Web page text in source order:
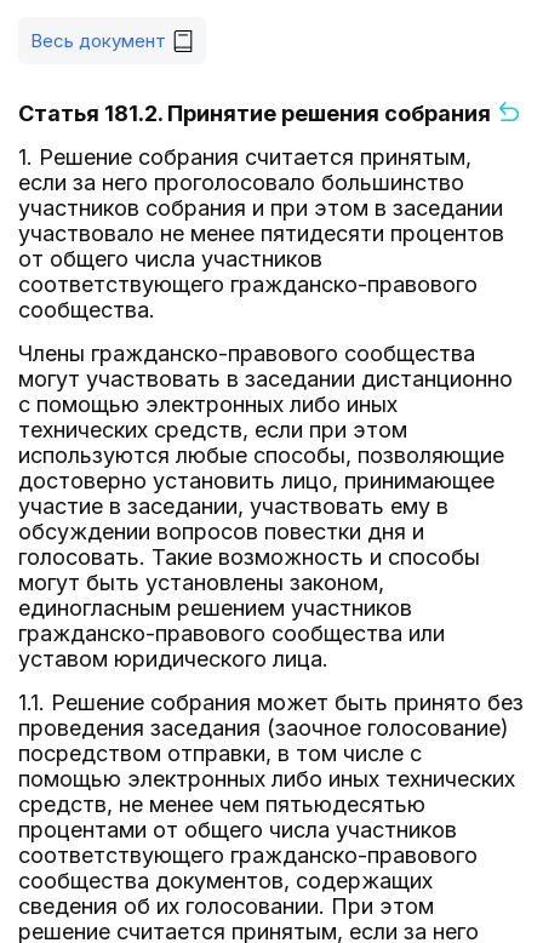
Весь документ
Статья 181.2. Принятие решения собрания
1. Решение собрания считается принятым,
если за него проголосовало большинство
участников собрания и при этом в заседании
участвовало не менее пятидесяти процентов
от общего числа участников
соответствующего гражданско-правового
сообщества.
Члены гражданско-правового сообщества
могут участвовать в заседании дистанционно
с помощью электронных либо иных
технических средств, если при этом
используются любые способы, позволяющие
достоверно установить лицо, принимающее
участие в заседании, участвовать ему в
обсуждении вопросов повестки дня и
голосовать. Такие возможность и способы
могут быть установлены законом,
единогласным решением участников
гражданско-правового сообщества или
уставом юридического лица.
1.1. Решение собрания может быть принято без
проведения заседания (заочное голосование)
посредством отправки, в том числе с
помощью электронных либо иных технических
средств, не менее чем пятьюдесятью
процентами от общего числа участников
соответствующего гражданско-правового
сообщества документов, содержащих
сведения об их голосовании. При этом
решение считается принятым, если за него